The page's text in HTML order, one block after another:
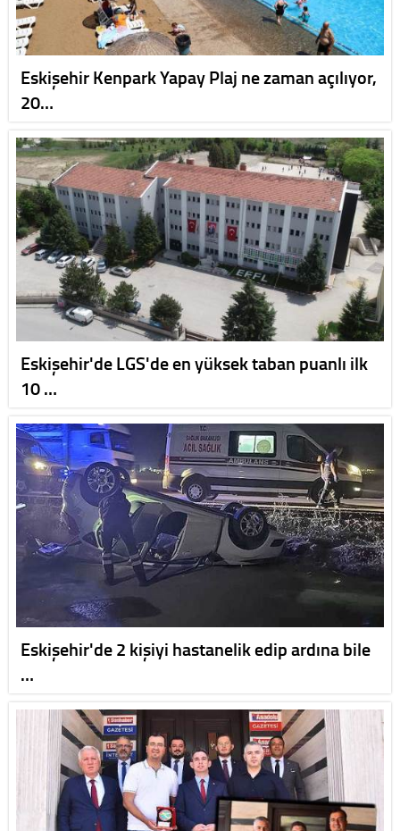
Eskişehir Kenpark Yapay Plaj ne zaman açılıyor,
20…
Eskişehir'de LGS'de en yüksek taban puanlı ilk
10 …
Eskişehir'de 2 kişiyi hastanelik edip ardına bile
…